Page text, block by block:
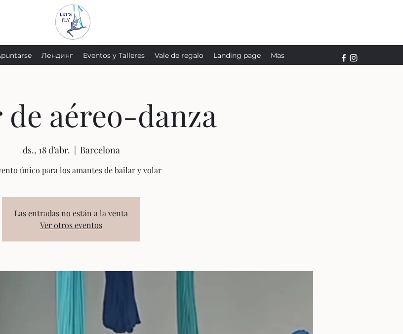
Лендинг Eventos y Talleres Vale de regalo Landing page Mas
aéreo-danza
ds., 18 d’abr.
  |
Barcelona
único para los amantes de bailar y volar
Las entradas no están a la venta
Ver otros eventos